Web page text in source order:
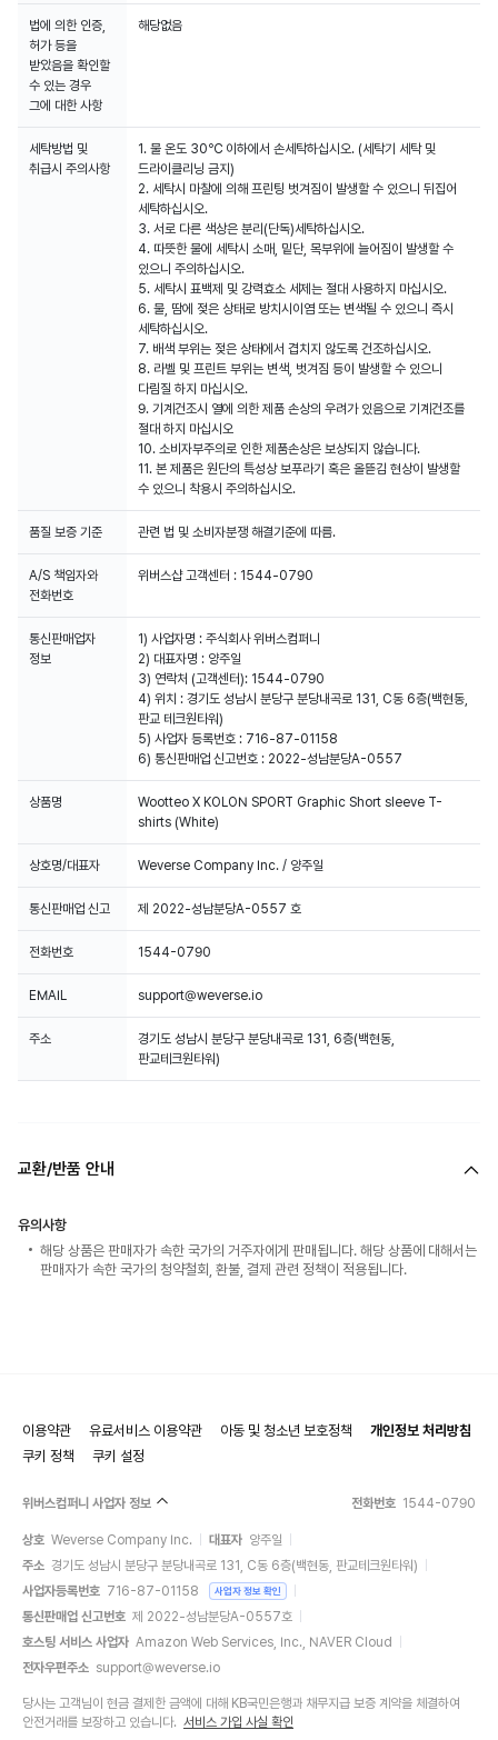
법에 의한 인증,
허가 등을
받았음을 확인할
수 있는 경우
그에 대한 사항
해당없음
세탁방법 및
취급시 주의사항
1. 물 온도 30℃ 이하에서 손세탁하십시오. (세탁기 세탁 및
드라이클리닝 금지)
2. 세탁시 마찰에 의해 프린팅 벗겨짐이 발생할 수 있으니 뒤집어
세탁하십시오.
3. 서로 다른 색상은 분리(단독)세탁하십시오.
4. 따뜻한 물에 세탁시 소매, 밑단, 목부위에 늘어짐이 발생할 수
있으니 주의하십시오.
5. 세탁시 표백제 및 강력효소 세제는 절대 사용하지 마십시오.
6. 물, 땀에 젖은 상태로 방치시이염 또는 변색될 수 있으니 즉시
세탁하십시오.
7. 배색 부위는 젖은 상태에서 겹치지 않도록 건조하십시오.
8. 라벨 및 프린트 부위는 변색, 벗겨짐 등이 발생할 수 있으니
다림질 하지 마십시오.
9. 기계건조시 열에 의한 제품 손상의 우려가 있음으로 기계건조를
절대 하지 마십시오
10. 소비자부주의로 인한 제품손상은 보상되지 않습니다.
11. 본 제품은 원단의 특성상 보푸라기 혹은 올뜯김 현상이 발생할
수 있으니 착용시 주의하십시오.
품질 보증 기준 관련 법 및 소비자분쟁 해결기준에 따름.
A/S 책임자와
전화번호
위버스샵 고객센터 : 1544-0790
통신판매업자
정보
1) 사업자명 : 주식회사 위버스컴퍼니
2) 대표자명 : 양주일
3) 연락처 (고객센터): 1544-0790
4) 위치 : 경기도 성남시 분당구 분당내곡로 131, C동 6층(백현동,
판교 테크원타워)
5) 사업자 등록번호 : 716-87-01158
6) 통신판매업 신고번호 : 2022-성남분당A-0557
상품명
Wootteo X KOLON SPORT Graphic Short sleeve T-
shirts (White)
상호명/대표자 Weverse Company Inc. / 양주일
통신판매업 신고 제 2022-성남분당A-0557 호
전화번호 1544-0790
EMAIL support@weverse.io
주소
경기도 성남시 분당구 분당내곡로 131, 6층(백현동,
판교테크원타워)
교환/반품 안내
유의사항
해당 상품은 판매자가 속한 국가의 거주자에게 판매됩니다. 해당 상품에 대해서는
판매자가 속한 국가의 청약철회, 환불, 결제 관련 정책이 적용됩니다.
이용약관 유료서비스 이용약관 아동 및 청소년 보호정책
개인정보 처리방침
쿠키 정책
쿠키 설정
위버스컴퍼니 사업자 정보 전화번호 1544-0790
상호 Weverse Company Inc. 대표자 양주일
주소 경기도 성남시 분당구 분당내곡로 131, C동 6층(백현동, 판교테크원타워)
사업자등록번호 716-87-01158 사업자 정보 확인
통신판매업 신고번호 제 2022-성남분당A-0557호
호스팅 서비스 사업자 Amazon Web Services, Inc., NAVER Cloud
전자우편주소 support@weverse.io
당사는 고객님이 현금 결제한 금액에 대해 KB국민은행과 채무지급 보증 계약을 체결하여
안전거래를 보장하고 있습니다. 서비스 가입 사실 확인